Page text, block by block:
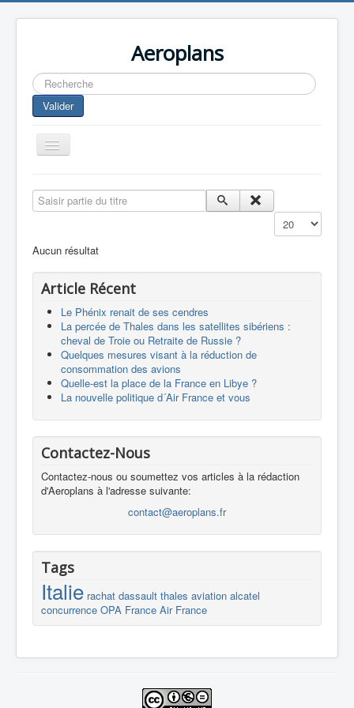
Aeroplans
Rechercher
Valider
Toggle
Navigation
Aviation Commerciale
Europespace
Drones
Saisir partie du titre
Affichage #
Aucun résultat
Article Récent
Le Phénix renait de ses cendres
La percée de Thales dans les satellites sibériens :
cheval de Troie ou Retraite de Russie ?
Quelques mesures visant à la réduction de
consommation des avions
Quelle-est la place de la France en Libye ?
La nouvelle politique d´Air France et vous
Contactez-Nous
Contactez-nous ou soumettez vos articles à la rédaction
d'Aeroplans à l'adresse suivante:
contact@aeroplans.fr
Tags
Italie rachat dassault thales aviation alcatel
concurrence OPA France Air France